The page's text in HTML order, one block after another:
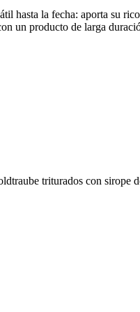
hasta la fecha: aporta su
un producto de larga
triturados con sirope